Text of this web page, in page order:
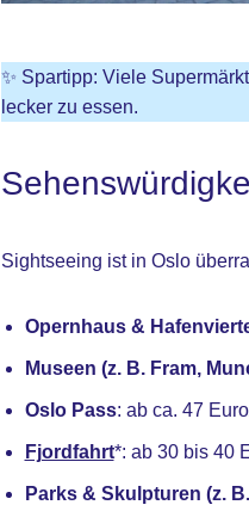
✨ Spartipp: Viele
lecker zu essen.
Sightseeing ist in Oslo
Opernhaus &
Museen (z. B. Fram,
Oslo Pass: ab ca. 47
Fjordfahrt*: ab 30 bis 40
Parks & Skulpturen (z.